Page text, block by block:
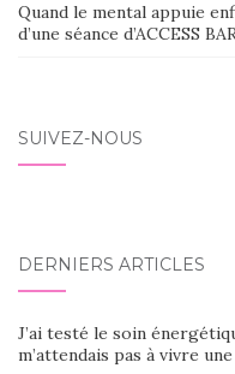
Quand le mental appuie
d’une séance d’ACCESS
SUIVEZ-NOUS
DERNIERS ARTICLES
J’ai testé le soin
m’attendais pas à vivre